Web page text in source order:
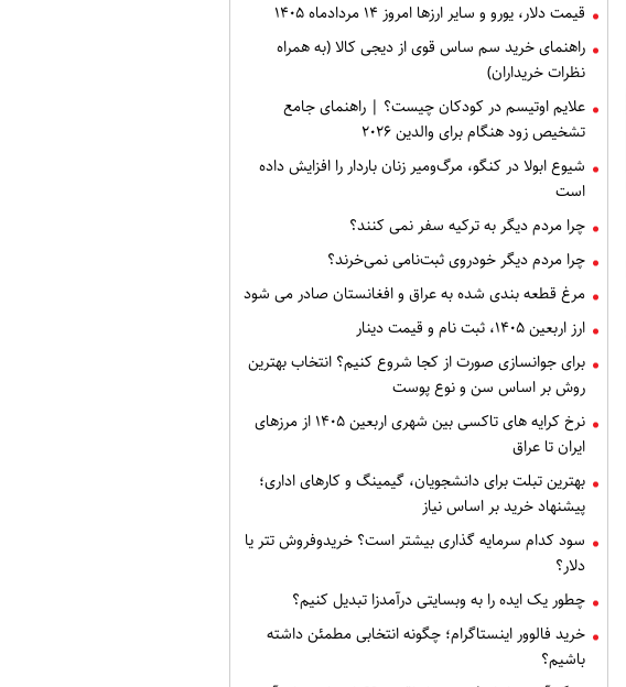
قیمت دلار، یورو و سایر ارزها امروز ۱۴ مردادماه ۱۴۰۵
راهنمای خرید سم ساس قوی از دیجی کالا (به همراه
نظرات خریداران)
علایم اوتیسم در کودکان چیست؟ | راهنمای جامع
تشخیص زود هنگام برای والدین ۲۰۲۶
شیوع ابولا در کنگو، مرگ‌ومیر زنان باردار را افزایش داده
است
چرا مردم دیگر به ترکیه سفر نمی کنند؟
چرا مردم دیگر خودروی ثبت‌نامی نمی‌خرند؟
مرغ قطعه‌ بندی شده به عراق و افغانستان صادر می شود
ارز اربعین ۱۴۰۵، ثبت‌ نام و قیمت دینار
برای جوانسازی صورت از کجا شروع کنیم؟ انتخاب بهترین
روش بر اساس سن و نوع پوست
نرخ کرایه های تاکسی بین شهری اربعین ۱۴۰۵ از مرزهای
ایران تا عراق
بهترین تبلت برای دانشجویان، گیمینگ و کارهای اداری؛
پیشنهاد خرید بر اساس نیاز
سود کدام سرمایه گذاری بیشتر است؟ خریدوفروش تتر یا
دلار؟
چطور یک ایده را به وبسایتی درآمدزا تبدیل کنیم؟
خرید فالوور اینستاگرام؛ چگونه انتخابی مطمئن داشته
باشیم؟